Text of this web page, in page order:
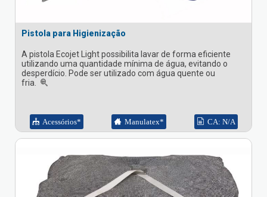
Pistola para Higienização
A pistola Ecojet Light possibilita lavar de forma eficiente
utilizando uma quantidade mínima de água, evitando o
desperdício. Pode ser utilizado com água quente ou
fria.
Acessórios* Manulatex* CA: N/A